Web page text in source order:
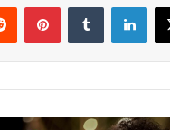
‫X لينكدإن